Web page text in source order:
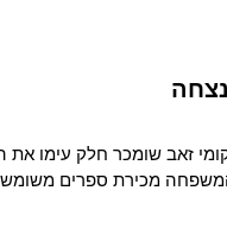
זאב שומכר חלק עימו
המשפחה מכירת ספרים